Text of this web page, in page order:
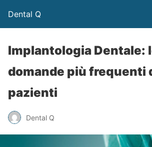
Dental Q
Implantologia Dentale:
domande più frequenti
pazienti
Dental Q